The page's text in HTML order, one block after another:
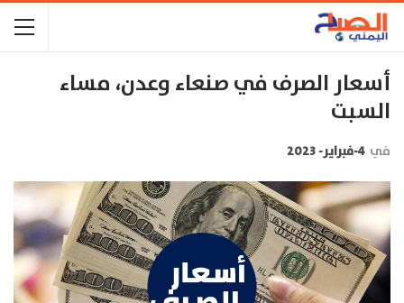
أسعار الصرف في صنعاء وعدن، مساء
السبت
في 4-فبراير- 2023